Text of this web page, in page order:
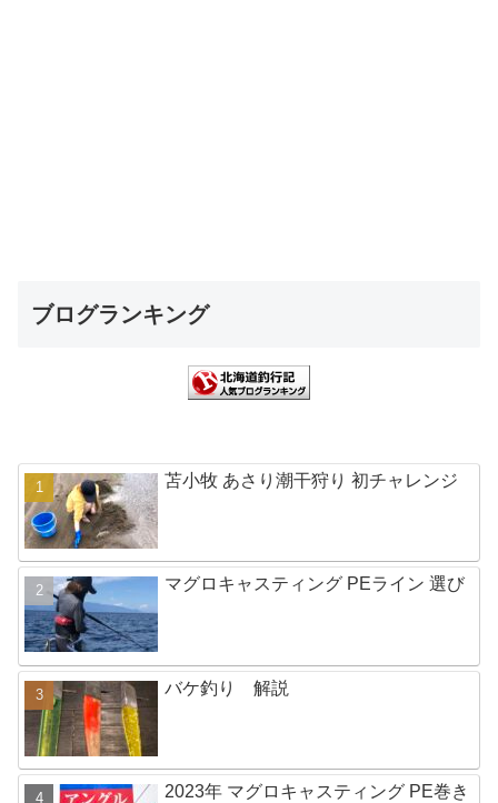
ブログランキング
苫小牧 あさり潮干狩り 初チャレンジ
マグロキャスティング PEライン 選び
バケ釣り 解説
2023年 マグロキャスティング PE巻き